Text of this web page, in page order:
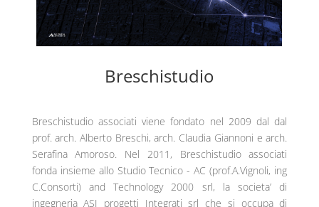
Breschistudio
Breschistudio associati viene fondato nel 2009 dal dal
prof. arch. Alberto Breschi, arch. Claudia Giannoni e arch.
Serafina Amoroso. Nel 2011, Breschistudio associati
fonda insieme allo Studio Tecnico - AC (prof.A.Vignoli, ing
C.Consorti) and Technology 2000 srl, la societa’ di
ingegneria ASI progetti Integrati srl che si occupa di